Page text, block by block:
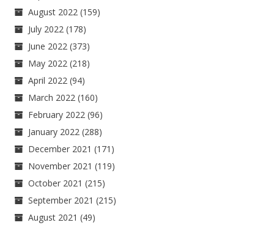
August 2022 (159)
July 2022 (178)
June 2022 (373)
May 2022 (218)
April 2022 (94)
March 2022 (160)
February 2022 (96)
January 2022 (288)
December 2021 (171)
November 2021 (119)
October 2021 (215)
September 2021 (215)
August 2021 (49)